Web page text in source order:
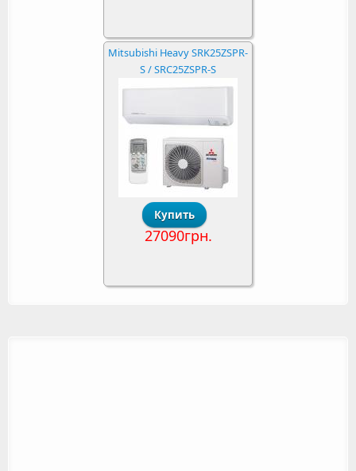
Mitsubishi Heavy SRK25ZSPR-
S / SRC25ZSPR-S
27090грн.